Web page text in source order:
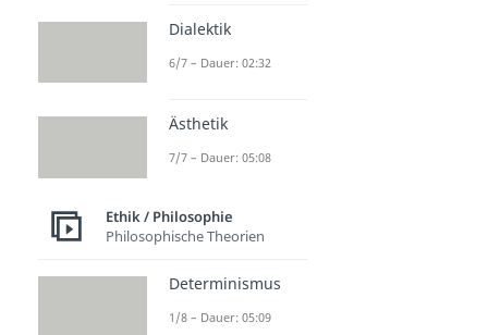
Dialektik
6/7 – Dauer: 02:32
Ästhetik
7/7 – Dauer: 05:08
Ethik / Philosophie
Philosophische Theorien
Determinismus
1/8 – Dauer: 05:09